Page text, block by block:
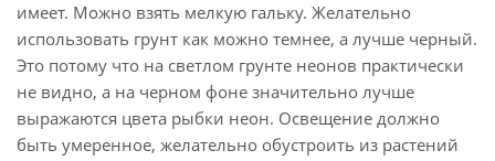
имеет. Можно взять мелкую гальку. Желательно
использовать грунт как можно темнее, а лучше черный.
Это потому что на светлом грунте неонов практически
не видно, а на черном фоне значительно лучше
выражаются цвета рыбки неон. Освещение должно
быть умеренное, желательно обустроить из растений